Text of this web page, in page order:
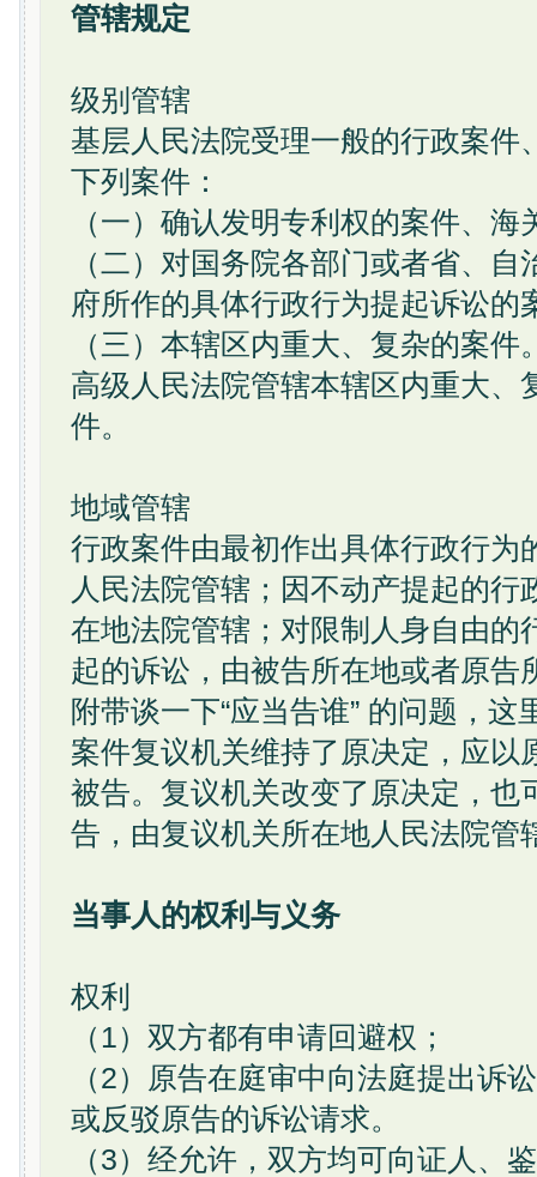
管辖规定
级别管辖
基层人民法院受理一般的行政案件
下列案件：
（一）确认发明专利权的案件、海
（二）对国务院各部门或者省、
府所作的具体行政行为提起诉讼的
（三）本辖区内重大、复杂的案件
高级人民法院管辖本辖区内重大、
件。
地域管辖
行政案件由最初作出具体行政行为
人民法院管辖；因不动产提起的行
在地法院管辖；对限制人身自由的
起的诉讼，由被告所在地或者原告
附带谈一下“应当告谁” 的问题，这
案件复议机关维持了原决定，应以
被告。复议机关改变了原决定，也
告，由复议机关所在地人民法院管
当事人的权利与义务
权利
（1）双方都有申请回避权；
（2）原告在庭审中向法庭提出诉
或反驳原告的诉讼请求。
（3）经允许，双方均可向证人、